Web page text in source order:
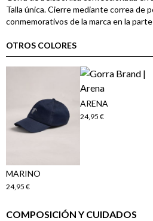
Talla única. Cierre mediante correa de
conmemorativos de la marca en la
OTROS COLORES
MARINO
24,95 €
ARENA
24,95 €
COMPOSICIÓN Y CUIDADOS